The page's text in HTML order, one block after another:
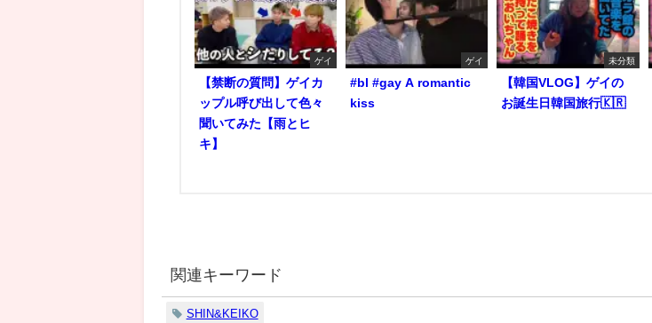
ゲイ
【禁断の質問】ゲイカ
ップル呼び出して色々
聞いてみた【雨とヒ
キ】
ゲイ
#bl #gay A romantic
kiss
未分類
【韓国VLOG】ゲイの
お誕生日韓国旅行🇰🇷
関連キーワード
SHIN&KEIKO